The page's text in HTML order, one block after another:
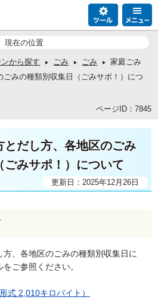
現在の位置
から探す ごみ ごみ
家庭ごみ
みの種類別収集日（ごみサポ！）につ
ページID：7845
とだし方、各地区のごみ
ごみサポ！）について
更新日：2025年12月26日
、各地区のごみの種類別収集日に
ご参照ください。
式 2,010キロバイト）